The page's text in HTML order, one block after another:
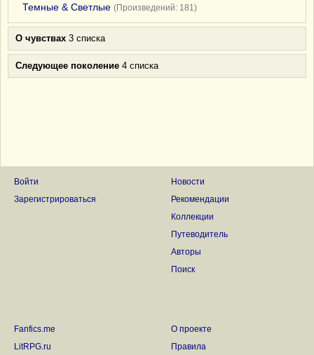
Темные & Светлые (Произведений: 181)
О чувствах 3 списка
Следующее поколение 4 списка
Войти
Зарегистрироваться
Новости
Рекомендации
Коллекции
Путеводитель
Авторы
Поиск
Fanfics.me
LitRPG.ru
О проекте
Правила